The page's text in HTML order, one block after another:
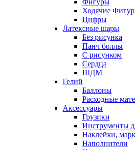
Фигуры
Ходячие
Цифры
Латексные шары
Без рисунка
Панч боллы
С рисунком
Сердца
ШДМ
Гелий
Баллоны
Расходные
Аксессуары
Грузики
Инструменты
Наклейки,
Наполнители